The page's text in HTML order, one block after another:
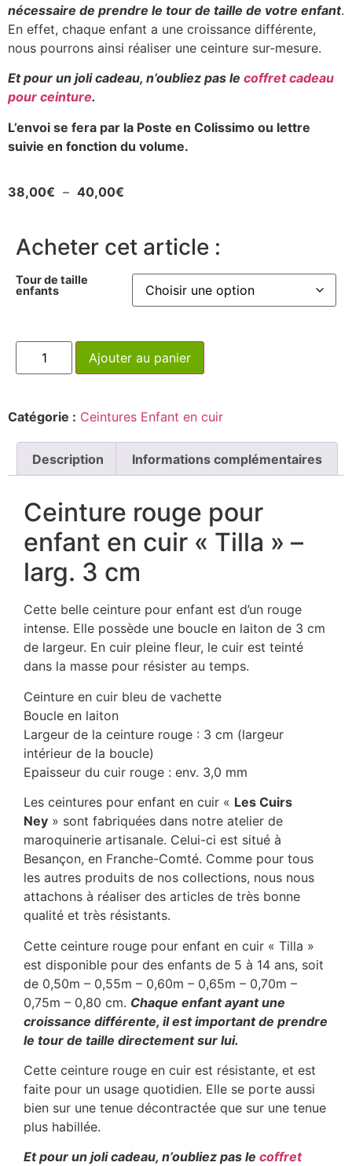
nécessaire de prendre le tour de taille de votre enfant.
En effet, chaque enfant a une croissance différente,
nous pourrons ainsi réaliser une ceinture sur-mesure.
Et pour un joli cadeau, n’oubliez pas le coffret cadeau
pour ceinture.
L’envoi se fera par la Poste en Colissimo ou lettre
suivie en fonction du volume.
38,00€ – 40,00€
Acheter cet article :
Tour de taille
enfants
Ajouter au panier
Catégorie : Ceintures Enfant en cuir
Description Informations complémentaires
Ceinture rouge pour
enfant en cuir « Tilla » –
larg. 3 cm
Cette belle ceinture pour enfant est d’un rouge
intense. Elle possède une boucle en laiton de 3 cm
de largeur. En cuir pleine fleur, le cuir est teinté
dans la masse pour résister au temps.
Ceinture en cuir bleu de vachette
Boucle en laiton
Largeur de la ceinture rouge : 3 cm (largeur
intérieur de la boucle)
Epaisseur du cuir rouge : env. 3,0 mm
Les ceintures pour enfant en cuir « Les Cuirs
Ney » sont fabriquées dans notre atelier de
maroquinerie artisanale. Celui-ci est situé à
Besançon, en Franche-Comté. Comme pour tous
les autres produits de nos collections, nous nous
attachons à réaliser des articles de très bonne
qualité et très résistants.
Cette ceinture rouge pour enfant en cuir « Tilla »
est disponible pour des enfants de 5 à 14 ans, soit
de 0,50m – 0,55m – 0,60m – 0,65m – 0,70m –
0,75m – 0,80 cm. Chaque enfant ayant une
croissance différente, il est important de prendre
le tour de taille directement sur lui.
Cette ceinture rouge en cuir est résistante, et est
faite pour un usage quotidien. Elle se porte aussi
bien sur une tenue décontractée que sur une tenue
plus habillée.
Et pour un joli cadeau, n’oubliez pas le coffret